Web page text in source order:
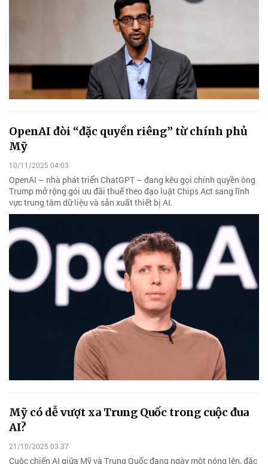
OpenAI đòi “đặc quyền riêng” từ chính phủ
Mỹ
10/11/2025 04:03
OpenAI – nhà phát triển ChatGPT – đang kêu gọi chính quyền ông
Trump mở rộng gói ưu đãi thuế theo đạo luật Chips Act sang lĩnh
vực trung tâm dữ liệu và sản xuất thiết bị AI.
Mỹ có dễ vượt xa Trung Quốc trong cuộc đua
AI?
21/10/2025 03:37
Cuộc chiến AI giữa Mỹ và Trung Quốc đang ngày một nóng lên, đặc